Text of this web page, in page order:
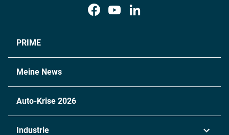
PRIME
Meine News
Auto-Krise 2026
Industrie